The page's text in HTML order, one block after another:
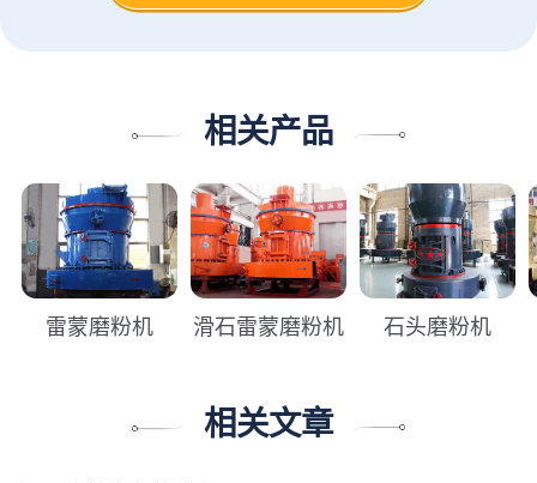
相关产品
雷蒙磨粉机 滑石雷蒙磨粉机 石头磨粉机
相关文章